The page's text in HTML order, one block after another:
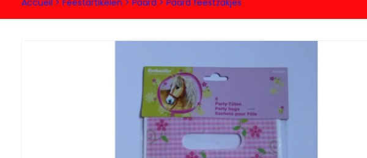
Accueil > Feestartikelen > Paard > Paard feestzakjes